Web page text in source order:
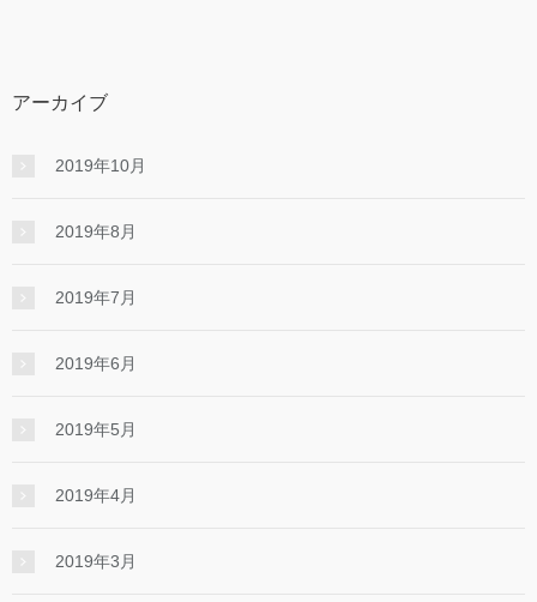
アーカイブ
2019年10月
2019年8月
2019年7月
2019年6月
2019年5月
2019年4月
2019年3月